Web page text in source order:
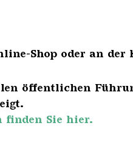
Shop oder an der
öffentlichen
finden Sie hier.